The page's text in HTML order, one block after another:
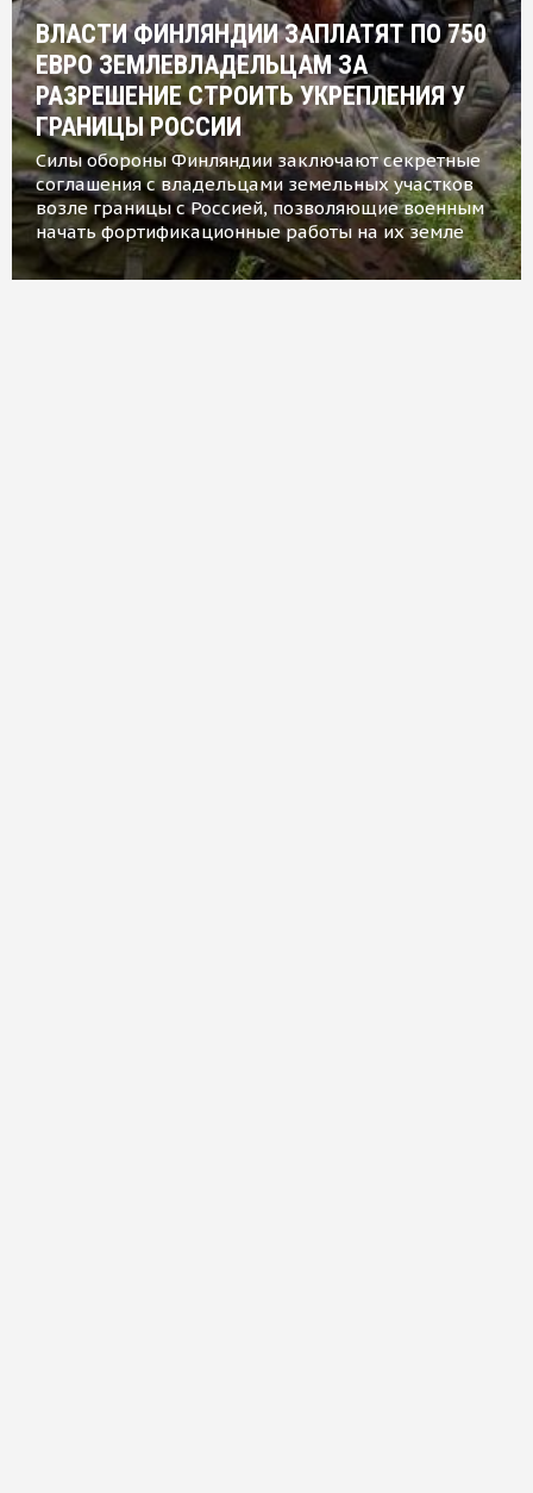
ВЛАСТИ ФИНЛЯНДИИ ЗАПЛАТЯТ ПО 750
ЕВРО ЗЕМЛЕВЛАДЕЛЬЦАМ ЗА
РАЗРЕШЕНИЕ СТРОИТЬ УКРЕПЛЕНИЯ У
ГРАНИЦЫ РОССИИ
Силы обороны Финляндии заключают секретные
соглашения с владельцами земельных участков
возле границы с Россией, позволяющие военным
начать фортификационные работы на их земле